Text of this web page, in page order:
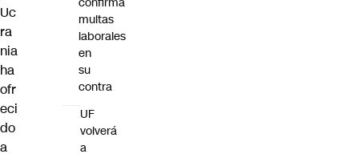
Uc
ra
nia
ha
ofr
eci
do
a
multas
laborales
en
su
contra
UF
volverá
a